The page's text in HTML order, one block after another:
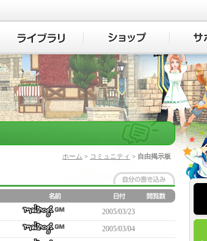
マビノギ
ホーム > コミュニティ > 自由掲示板
2005/03/23
2005/03/04